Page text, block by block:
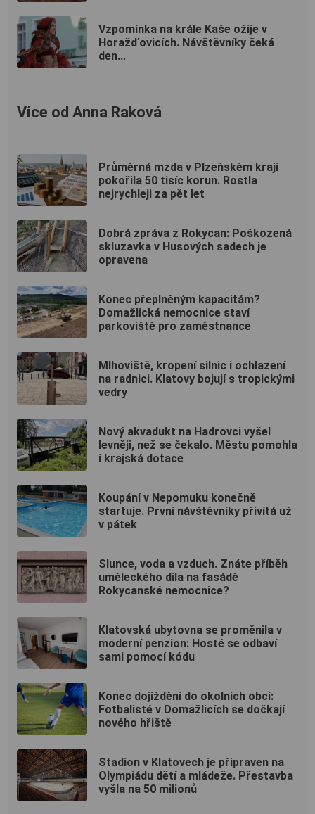
Vzpomínka na krále Kaše ožije v
Horažďovicích. Návštěvníky čeká
den...
Více od Anna Raková
Průměrná mzda v Plzeňském kraji
pokořila 50 tisíc korun. Rostla
nejrychleji za pět let
Dobrá zpráva z Rokycan: Poškozená
skluzavka v Husových sadech je
opravena
Konec přeplněným kapacitám?
Domažlická nemocnice staví
parkoviště pro zaměstnance
Mlhoviště, kropení silnic i ochlazení
na radnici. Klatovy bojují s tropickými
vedry
Nový akvadukt na Hadrovci vyšel
levněji, než se čekalo. Městu pomohla
i krajská dotace
Koupání v Nepomuku konečně
startuje. První návštěvníky přivítá už
v pátek
Slunce, voda a vzduch. Znáte příběh
uměleckého díla na fasádě
Rokycanské nemocnice?
Klatovská ubytovna se proměnila v
moderní penzion: Hosté se odbaví
sami pomocí kódu
Konec dojíždění do okolních obcí:
Fotbalisté v Domažlicích se dočkají
nového hřiště
Stadion v Klatovech je připraven na
Olympiádu dětí a mládeže. Přestavba
vyšla na 50 milionů